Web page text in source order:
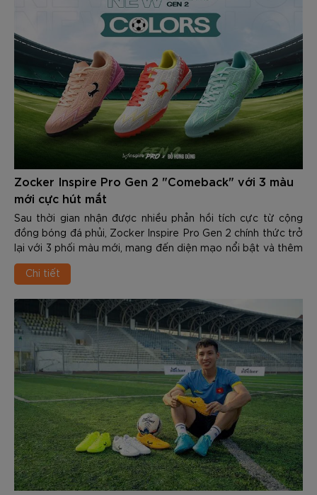
Zocker Inspire Pro Gen 2 "Comeback" với 3 màu
mới cực hút mắt
Sau thời gian nhận được nhiều phản hồi tích cực từ cộng
đồng bóng đá phủi, Zocker Inspire Pro Gen 2 chính thức trở
lại với 3 phối màu mới, mang đến diện mạo nổi bật và thêm
nhiều lựa chọn cho những cầu thủ yêu thích phong cách thi
đấu cá tính.
Chi tiết